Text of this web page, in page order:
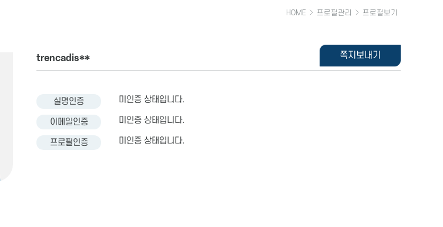
HOME 프로필관리 프로필보기
trencadis** 쪽지보내기
실명인증 미인증 상태입니다.
이메일인증 미인증 상태입니다.
프로필인증 미인증 상태입니다.